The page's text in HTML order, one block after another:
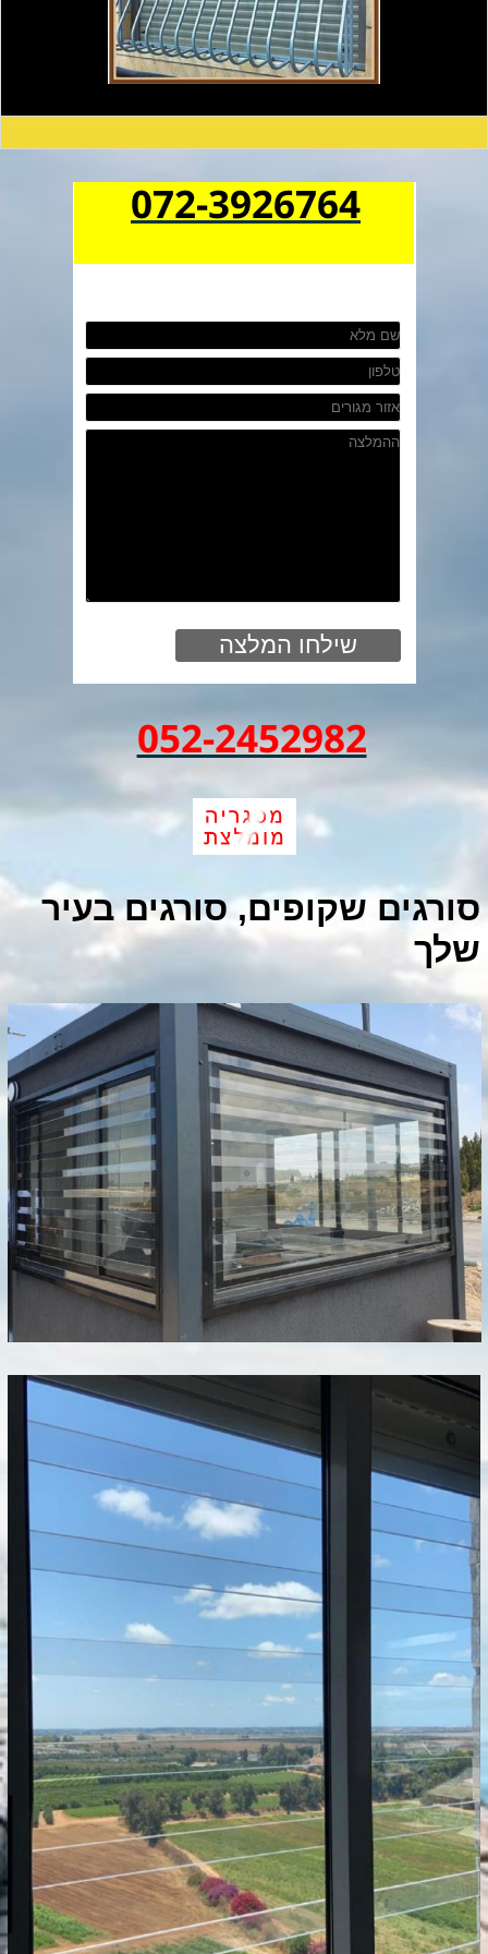
072-3926764
052-2452982
סורגים שקופים, סורגים בעיר
שלך